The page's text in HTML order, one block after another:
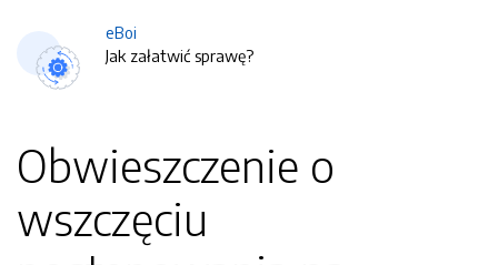
eBoi
Jak załatwić sprawę?
Obwieszczenie o
wszczęciu